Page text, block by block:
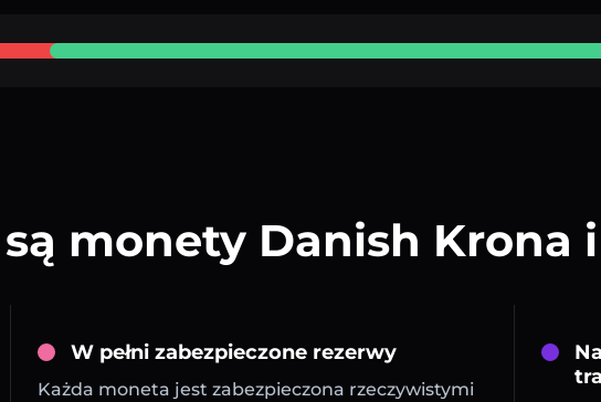
monety Danish Krona
W pełni zabezpieczone rezerwy
Każda moneta jest zabezpieczona rzeczywistymi